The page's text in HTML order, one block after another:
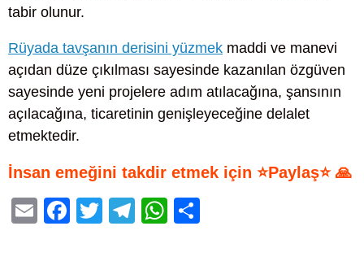
tabir olunur.
Rüyada tavşanın derisini yüzmek maddi ve manevi
açıdan düze çıkılması sayesinde kazanılan özgüven
sayesinde yeni projelere adım atılacağına, şansının
açılacağına, ticaretinin genişleyeceğine delalet
etmektedir.
İnsan emeğini takdir etmek için ⭐Paylaş⭐ 🙏
E
F
T
T
W